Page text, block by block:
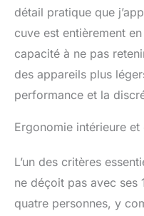
détail pratique que
cuve est entièrement
capacité à ne pas
des appareils plus
performance et la
Ergonomie intérieure
L’un des critères
ne déçoit pas avec ses
quatre personnes, y